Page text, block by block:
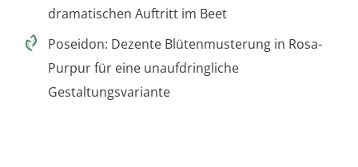
dramatischen Auftritt im Beet
Poseidon: Dezente Blütenmusterung in Rosa-
Purpur für eine unaufdringliche
Gestaltungsvariante